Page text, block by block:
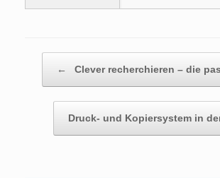
← Clever recherchieren – die
Druck- und Kopiersystem in